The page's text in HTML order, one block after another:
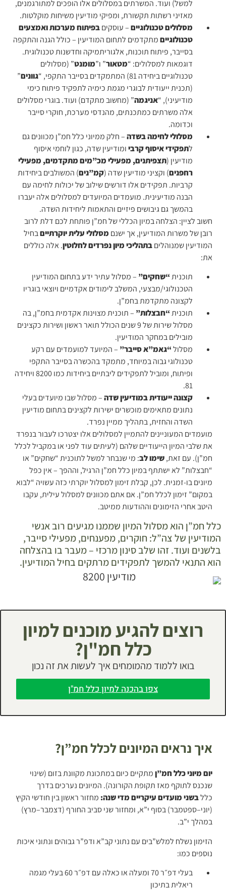
למשל) ועוד. המשרתים במסלולים אלו הופכים למתורגמנים,
מאזיני רשתות תקשורת, ומפיקי מודיעין משיחות מוקלטות.
מסלולים טכנולוגיים– עוסקיםבפיתוח מערכות ואמצעים
טכנולוגייםמתקדמים לתחום המודיעין – כולל הגנה והתקפה
בסייבר, פיתוח תוכנות, אלגוריתמיקה וחדשנות טכנולוגית.
דוגמאות למסלולים: “מטאור” ו”מומנט” (מסלולים
טכנולוגיים ביחידה 81) המתמקדים בסייבר התקפי, “
גוונים”
(תכנית ייעודית לבוגרי מגמת כימיה לתפקיד פיתוח כימי
מודיעיני), “אניגמה” (מחשוב מתקדם) ועוד. בוגרי מסלולים
אלה משרתים כמתכנתים, מהנדסי מערכת, חוקרי סייבר
וכדומה.
מסלולי לחימה בשדה– חלק ממיוני כלל חמ”ן מכוונים גם
לתפקידי איסוף קרביומודיעין שדה, כגון לוחמי איסוף
מודיעין (תצפיתנים, מפעילי מכ”מים מתקדמים, מפעילי
רחפנים) וקציני מודיעין שדה (קמ”נים) המשולבים ביחידות
קרביות. תפקידים אלו דורשים שילוב של יכולות לחימה עם
הבנה מודיעינית. מועמדים המיועדים למסלולים אלה יעברו
בהמשך גם גיבושים פיזיים והתאמות ליחידות השדה.
חשוב לציין: הצלחה במיון הכללי של חמ”ן פותחת לכם דלת לרוב
רובן של משרות המודיעין, אך ישנם מסלולי עלית יוקרתייםבחיל
המודיעין שמנוהליםבתהליכי מיון נפרדים לחלוטין. אלה כוללים
את:
תוכנית“שחקים” – מסלול עתיר ידע בתחום המודיעין
הטכנולוגי/מבצעי, המשלב לימודים אקדמיים ויוצאי בוגריו
לקצונה מתקדמת בחמ”ן.
תוכנית“חבצלות” – תוכנית מצוינות אקדמית בחמ”ן, בה
מסלול שירות של 9 שנים הכולל תואר ראשון ושירות כקצינים
מובילים במחקר המודיעין.
מסלול“גאמ”א סייבר” – המיועד למועמדים עם רקע
טכנולוגי גבוה במיוחד, מתמקד בהכשרה בסייבר התקפי
ופיתוח, ומוביל לתפקידים ליבתיים ביחידות כמו 8200 ויחידה
81.
קצונה ייעודית במודיעין שדה– מסלול שבו מיועדים בעלי
נתונים מתאימים מוכשרים ישירות לקצינים בתחום מודיעין
השדה והחזית, בתהליך ממיין נפרד.
מועמדים המעוניינים להתמיין למסלולים אלו יצטרכו לעבור בנפרד
את שלבי המיון הייעודיים שלהם (לעיתים עוד לפני או במקביל לכלל
חמ”ן). עם זאת,שימו לב: מי שנבחר למשל לתוכנית “שחקים” או
“חבצלות” לא ישתתף במיון כלל חמ”ן הרגיל, וההפך – אין כפל
מיונים בו-זמנית. לכן, קבלת זימון למסלול יוקרתי כזה עשויה “לבוא
במקום” זימון לכלל חמ”ן. אם אתם מכוונים למסלול עילית, עקבו
היטב אחרי הזימונים וההודעות ממיטב.
כלל חמ”ן הוא מסלול המיון שממנו מגיעים רוב אנשי
המודיעין של צה”ל: חוקרים, מפענחים, מפעילי סייבר,
בלשנים ועוד. זהו שלב סינון מרכזי – מעבר בו בהצלחה
הוא התנאי להמשך לתפקידים מרתקים בחיל המודיעין.
רוצים להגיע מוכנים למיון
כלל חמ"ן?
בואו ללמוד מהמומחים איך לעשות את זה נכון
צפו בהכנה למיון כלל חמ"ן
איך נראים המיונים לכלל חמ”ן?
יום מיוני כלל חמ”ןמתקיים כיום במתכונת מקוונת בזום (שינוי
שנכנס לתוקף מאז תקופת הקורונה). המיונים נערכים בדרך
כללבשני מועדים עיקריים מדי שנה: מחזור ראשון בין חודשי הקיץ
(יוני–ספטמבר) בסוף י”א, ומחזור שני סביב החורף (דצמבר–מרץ)
במהלך י”ב.
הזימון נשלח למלש”בים עם נתוני קב”א ודפ”ר גבוהים ונתוני איכות
נוספים כמו:
בעלי דפ״ר 70 ומעלה או כאלה עם דפ״ר 60 בעלי מגמה
ריאלית בתיכון